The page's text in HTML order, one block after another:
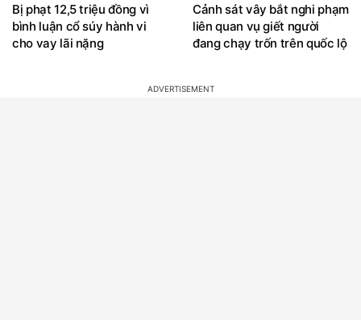
Bị phạt 12,5 triệu đồng vì
bình luận cổ súy hành vi
cho vay lãi nặng
Cảnh sát vây bắt nghi phạm
liên quan vụ giết người
đang chạy trốn trên quốc lộ